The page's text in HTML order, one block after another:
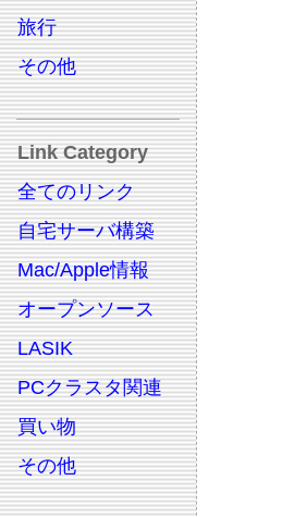
旅行
その他
Link Category
全てのリンク
自宅サーバ構築
Mac/Apple情報
オープンソース
LASIK
PCクラスタ関連
買い物
その他